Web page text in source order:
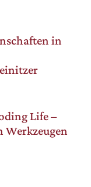
in
Life –
Werkzeugen